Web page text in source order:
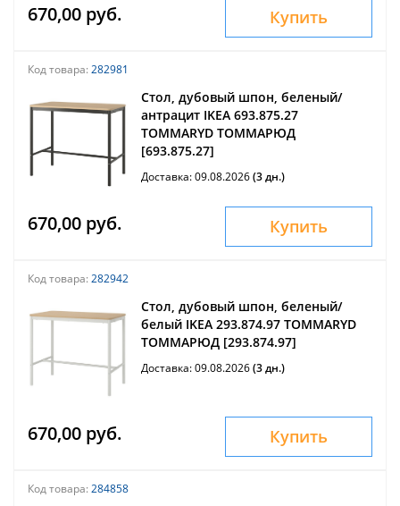
670,00 руб. Купить
Код товара: 282981
Стол, дубовый шпон, беленый/
антрацит IKEA 693.875.27
TOMMARYD ТОММАРЮД
[693.875.27]
Доставка: 09.08.2026(3 дн.)
670,00 руб. Купить
Код товара: 282942
Стол, дубовый шпон, беленый/
белый IKEA 293.874.97 TOMMARYD
ТОММАРЮД [293.874.97]
Доставка: 09.08.2026(3 дн.)
670,00 руб. Купить
Код товара: 284858